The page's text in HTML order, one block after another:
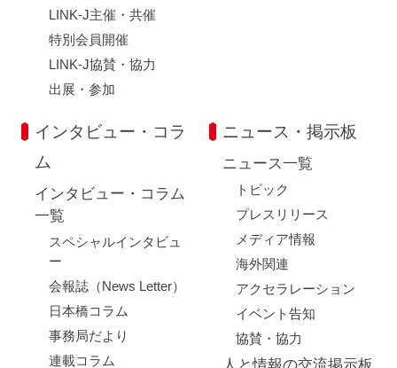
LINK-J主催・共催
特別会員開催
LINK-J協賛・協力
出展・参加
インタビュー・コラ
ム
インタビュー・コラム
一覧
スペシャルインタビュ
ー
会報誌（News Letter）
日本橋コラム
事務局だより
連載コラム
ニュース・掲示板
ニュース一覧
トピック
プレスリリース
メディア情報
海外関連
アクセラレーション
イベント告知
協賛・協力